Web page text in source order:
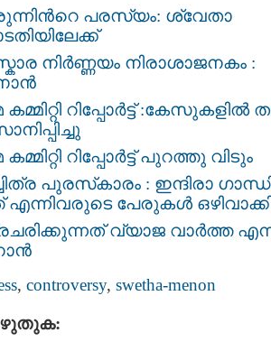
പരസ്യം: ശ്വേതാ
നിര്‍ണ്ണയം നിരാശാജനകം :
റിപ്പോർട്ട് : കേസുകളിൽ
റിപ്പോർട്ട്‌ പുറത്തു വിടും
പുരസ്‌കാരം : ഇന്ദിരാ
എന്നിവരുടെ പേരുകള്‍
വ്യാജ വാര്‍ത്ത
, controversy, swetha-menon